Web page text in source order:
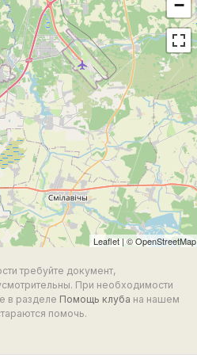
−
Leaflet | ©OpenStreetMap
требуйте документ,
При необходимости
в разделе Помощь клуба на нашем
помочь.